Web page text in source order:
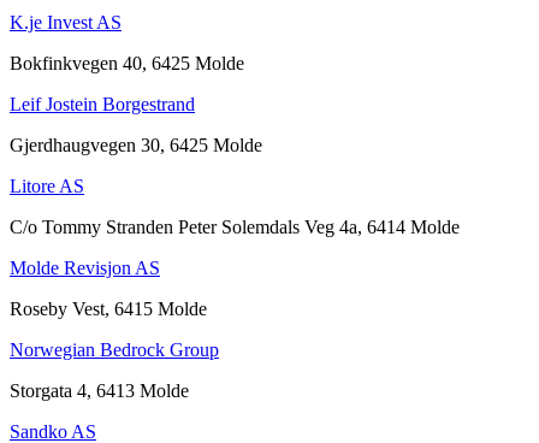
K.je Invest AS
Bokfinkvegen 40, 6425 Molde
Leif Jostein Borgestrand
Gjerdhaugvegen 30, 6425 Molde
Litore AS
C/o Tommy Stranden Peter Solemdals Veg 4a, 6414 Molde
Molde Revisjon AS
Roseby Vest, 6415 Molde
Norwegian Bedrock Group
Storgata 4, 6413 Molde
Sandko AS